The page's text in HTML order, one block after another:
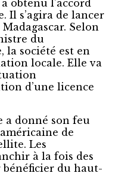
obtenu l’accord
Il s’agira de lancer
Selon
du
la société est en
locale. Elle va
d’une licence
a donné son feu
de
Les
à la fois des
bénéficier du haut-